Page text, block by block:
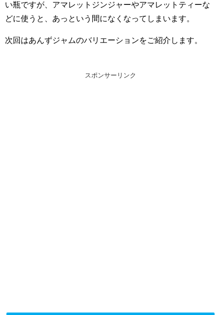
い瓶ですが、アマレットジンジャーやアマレットティーな
どに使うと、あっという間になくなってしまいます。
次回はあんずジャムのバリエーションをご紹介します。
スポンサーリンク